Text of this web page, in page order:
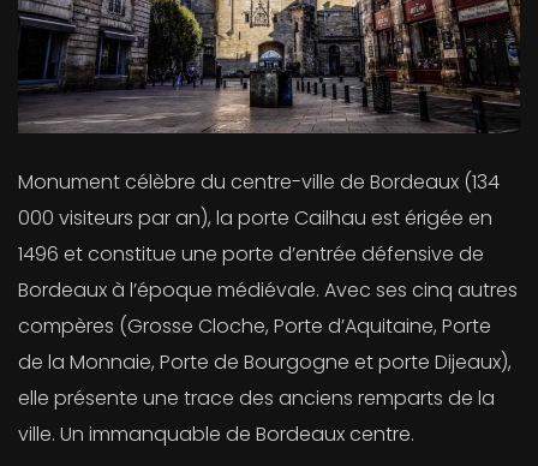
Monument célèbre du centre-ville de Bordeaux (134
000 visiteurs par an), la porte Cailhau est érigée en
1496 et constitue une porte d’entrée défensive de
Bordeaux à l’époque médiévale. Avec ses cinq autres
compères (Grosse Cloche, Porte d’Aquitaine, Porte
de la Monnaie, Porte de Bourgogne et porte Dijeaux),
elle présente une trace des anciens remparts de la
ville. Un immanquable de Bordeaux centre.